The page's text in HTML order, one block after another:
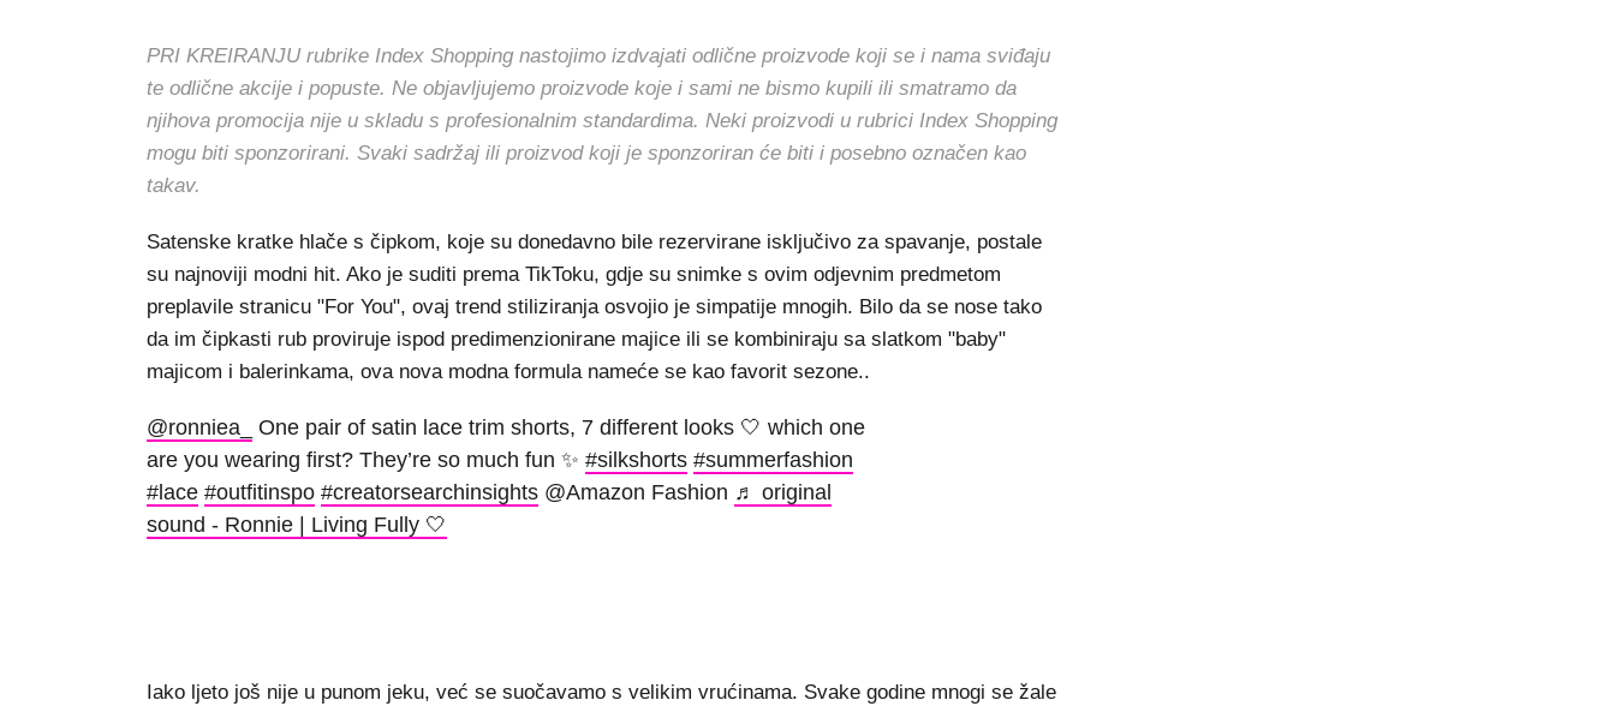
PRI KREIRANJU rubrike Index Shopping nastojimo izdvajati odlične proizvode koji se i nama sviđaju
te odlične akcije i popuste. Ne objavljujemo proizvode koje i sami ne bismo kupili ili smatramo da
njihova promocija nije u skladu s profesionalnim standardima. Neki proizvodi u rubrici Index Shopping
mogu biti sponzorirani. Svaki sadržaj ili proizvod koji je sponzoriran će biti i posebno označen kao
takav.
Satenske kratke hlače s čipkom, koje su donedavno bile rezervirane isključivo za spavanje, postale
su najnoviji modni hit. Ako je suditi prema TikToku, gdje su snimke s ovim odjevnim predmetom
preplavile stranicu "For You", ovaj trend stiliziranja osvojio je simpatije mnogih. Bilo da se nose tako
da im čipkasti rub proviruje ispod predimenzionirane majice ili se kombiniraju sa slatkom "baby"
majicom i balerinkama, ova nova modna formula nameće se kao favorit sezone..
@ronniea_
One pair of satin lace trim shorts, 7 different looks 🤍 which one
are you wearing first? They’re so much fun ✨ #silkshorts #summerfashion
#lace #outfitinspo #creatorsearchinsights @Amazon Fashion ♬ original
sound - Ronnie | Living Fully 🤍
Iako ljeto još nije u punom jeku, već se suočavamo s velikim vrućinama. Svake godine mnogi se žale